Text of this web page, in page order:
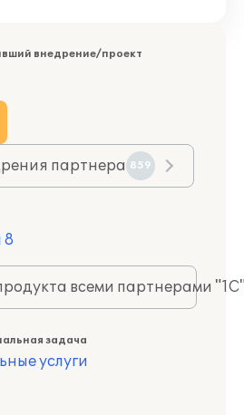
внедрение/проект
партнера 859
8
всеми партнерами
задача
услуги